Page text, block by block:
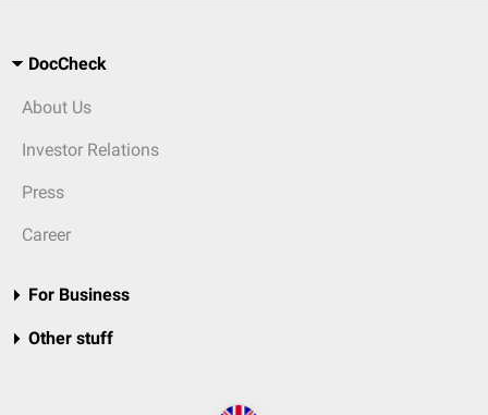
DocCheck
About Us
Investor Relations
Press
Career
For Business
Other stuff